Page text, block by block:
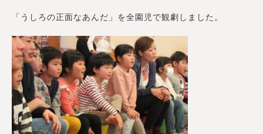
「うしろの正面なあんだ」を全園児で観劇しました。